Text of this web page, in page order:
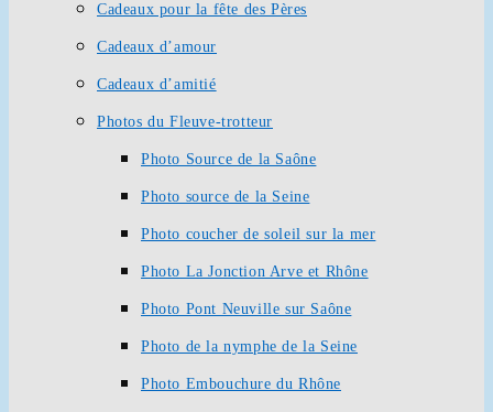
Cadeaux pour la fête des Pères
Cadeaux d’amour
Cadeaux d’amitié
Photos du Fleuve-trotteur
Photo Source de la Saône
Photo source de la Seine
Photo coucher de soleil sur la mer
Photo La Jonction Arve et Rhône
Photo Pont Neuville sur Saône
Photo de la nymphe de la Seine
Photo Embouchure du Rhône